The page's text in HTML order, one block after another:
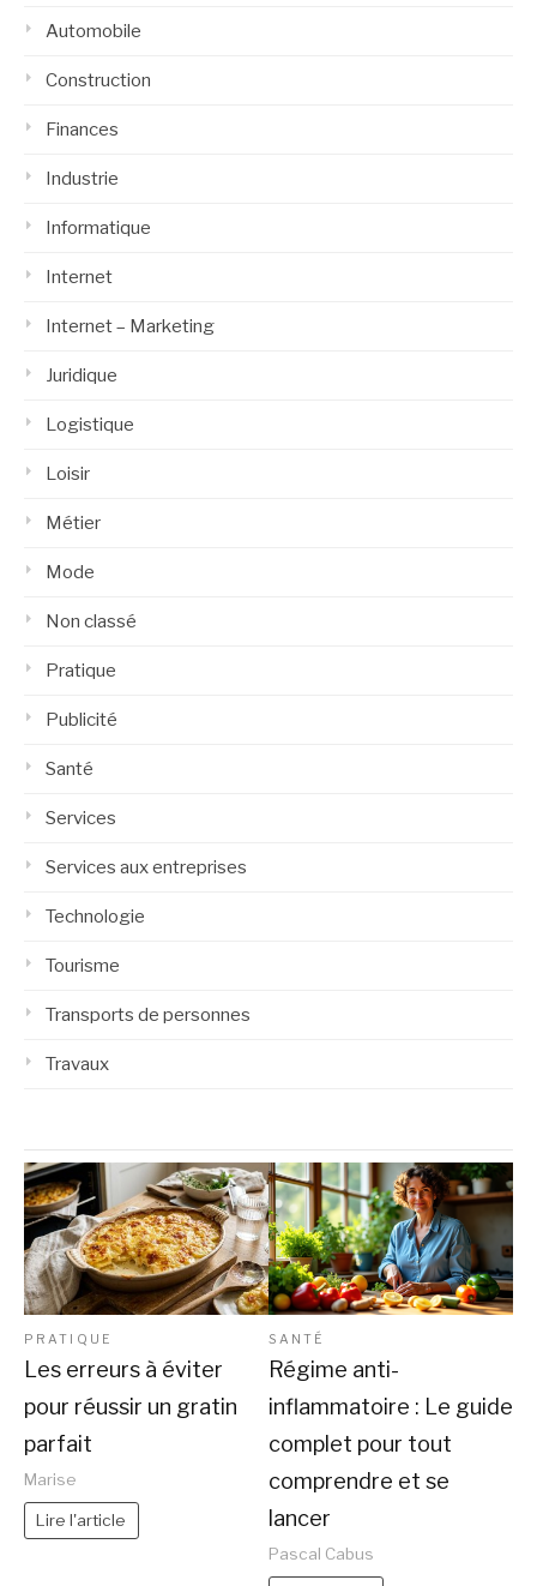
Automobile
Construction
Finances
Industrie
Informatique
Internet
Internet – Marketing
Juridique
Logistique
Loisir
Métier
Mode
Non classé
Pratique
Publicité
Santé
Services
Services aux entreprises
Technologie
Tourisme
Transports de personnes
Travaux
PRATIQUE
Les erreurs à éviter
pour réussir un gratin
parfait
Marise
Lire l'article
SANTÉ
Régime anti-
inflammatoire : Le guide
complet pour tout
comprendre et se
lancer
Pascal Cabus